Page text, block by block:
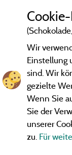
Wir
Einstellung
sind. Wir
gezielte
Wenn Sie
Sie der
unserer
zu. Für